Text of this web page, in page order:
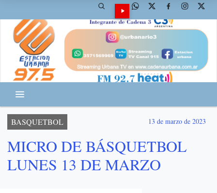
BASQUETBOL 13 de marzo de 2023
MICRO DE BÁSQUETBOL
LUNES 13 DE MARZO